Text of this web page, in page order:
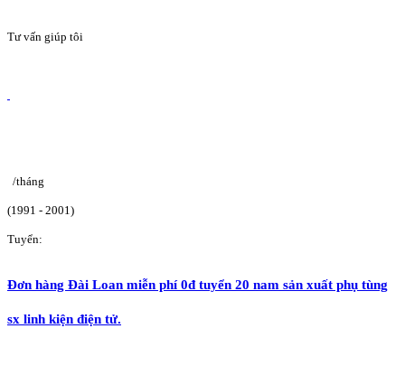
Tư vấn giúp tôi
/tháng
(1991 - 2001)
Tuyển:
Đơn hàng Đài Loan miễn phí 0đ tuyển 20 nam sản xuất phụ tùng
sx linh kiện điện tử.